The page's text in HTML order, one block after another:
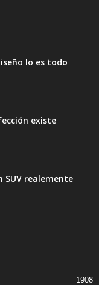
lo es todo
existe
SUV realemente
1908